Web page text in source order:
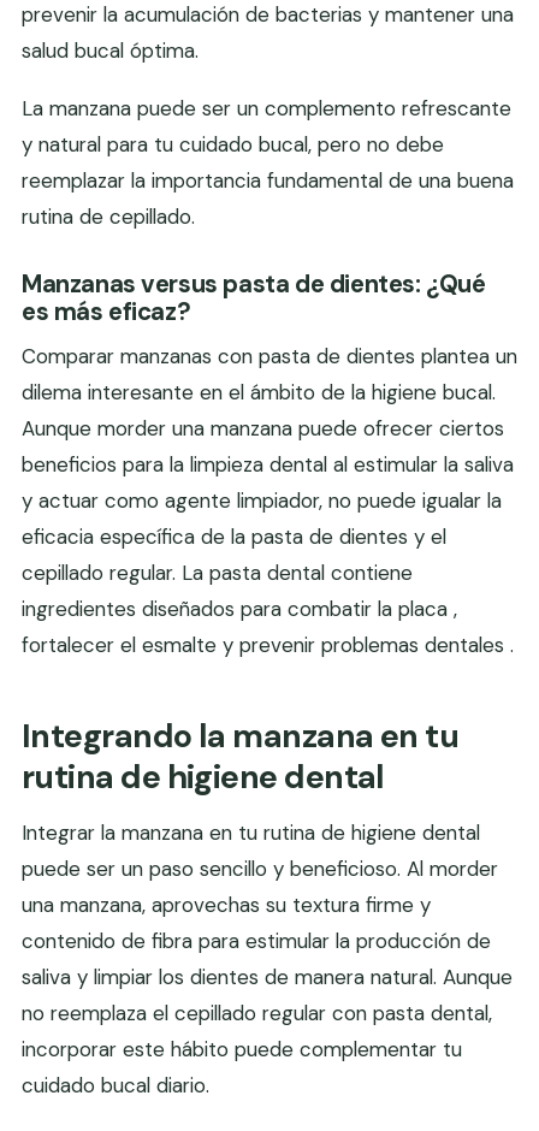
prevenir la acumulación de bacterias y mantener una
salud bucal óptima.
La manzana puede ser un complemento refrescante
y natural para tu cuidado bucal, pero no debe
reemplazar la importancia fundamental de una buena
rutina de cepillado.
Manzanas versus pasta de dientes: ¿Qué
es más eficaz?
Comparar manzanas con pasta de dientes plantea un
dilema interesante en el ámbito de la higiene bucal.
Aunque morder una manzana puede ofrecer ciertos
beneficios para la limpieza dental al estimular la saliva
y actuar como agente limpiador, no puede igualar la
eficacia específica de la pasta de dientes y el
cepillado regular. La pasta dental contiene
ingredientes diseñados para combatir la placa ,
fortalecer el esmalte y prevenir problemas dentales .
Integrando la manzana en tu
rutina de higiene dental
Integrar la manzana en tu rutina de higiene dental
puede ser un paso sencillo y beneficioso. Al morder
una manzana, aprovechas su textura firme y
contenido de fibra para estimular la producción de
saliva y limpiar los dientes de manera natural. Aunque
no reemplaza el cepillado regular con pasta dental,
incorporar este hábito puede complementar tu
cuidado bucal diario.